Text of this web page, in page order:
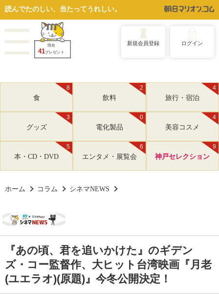
読んでたのしい、当たってうれしい。
現在
41プレゼント
新規会員登録 ログイン
8
食
2
飲料
4
旅行・宿泊
3
グッズ
0
電化製品
4
美容コスメ
5
本・CD・DVD
6
エンタメ・展覧会
9
神戸セレクション
ホーム コラム シネマNEWS
『あの頃、君を追いかけた』のギデン
ズ・コー監督作、大ヒット台湾映画『月老
(ユエラオ)(原題)』今冬公開決定！